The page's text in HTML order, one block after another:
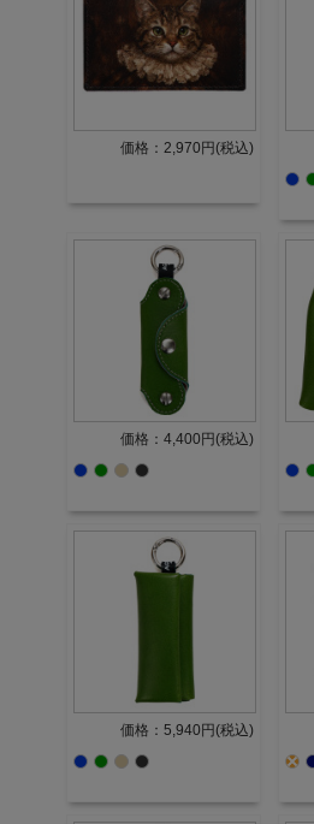
価格：2,970円(税込)
価格：4,400円(税込)
価格：5,940円(税込)